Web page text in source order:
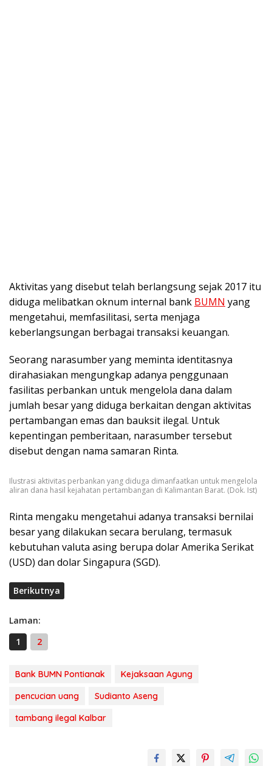
Aktivitas yang disebut telah berlangsung sejak 2017 itu
diduga melibatkan oknum internal bank BUMN yang
mengetahui, memfasilitasi, serta menjaga
keberlangsungan berbagai transaksi keuangan.
Seorang narasumber yang meminta identitasnya
dirahasiakan mengungkap adanya penggunaan
fasilitas perbankan untuk mengelola dana dalam
jumlah besar yang diduga berkaitan dengan aktivitas
pertambangan emas dan bauksit ilegal. Untuk
kepentingan pemberitaan, narasumber tersebut
disebut dengan nama samaran Rinta.
Ilustrasi aktivitas perbankan yang diduga dimanfaatkan untuk mengelola
aliran dana hasil kejahatan pertambangan di Kalimantan Barat. (Dok. Ist)
Rinta mengaku mengetahui adanya transaksi bernilai
besar yang dilakukan secara berulang, termasuk
kebutuhan valuta asing berupa dolar Amerika Serikat
(USD) dan dolar Singapura (SGD).
Berikutnya
Laman:
1
2
Bank BUMN Pontianak
Kejaksaan Agung
pencucian uang
Sudianto Aseng
tambang ilegal Kalbar